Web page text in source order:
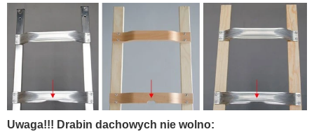
Uwaga!!! Drabin dachowych nie wolno: